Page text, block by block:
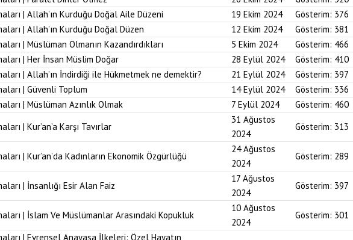
| Allah’ın Kurduğu Doğal Aile Düzeni 19 Ekim 2024 Gösterim: 376
| Allah’ın Kurduğu Doğal Düzen 12 Ekim 2024 Gösterim: 381
| Müslüman Olmanın Kazandırdıkları 5 Ekim 2024 Gösterim: 466
| Her İnsan Müslim Doğar 28 Eylül 2024 Gösterim: 410
| Allah’ın İndirdiği ile Hükmetmek ne demektir? 21 Eylül 2024 Gösterim: 397
| Güvenli Toplum 14 Eylül 2024 Gösterim: 336
| Müslüman Azınlık Olmak 7 Eylül 2024 Gösterim: 460
| Kur’an’a Karşı Tavırlar
31 Ağustos
2024
Gösterim: 313
| Kur’an’da Kadınların Ekonomik Özgürlüğü
24 Ağustos
2024
Gösterim: 289
| İnsanlığı Esir Alan Faiz
17 Ağustos
2024
Gösterim: 397
| İslam Ve Müslümanlar Arasındaki Kopukluk
10 Ağustos
2024
Gösterim: 301
| Evrensel Anayasa İlkeleri: Özel Hayatın